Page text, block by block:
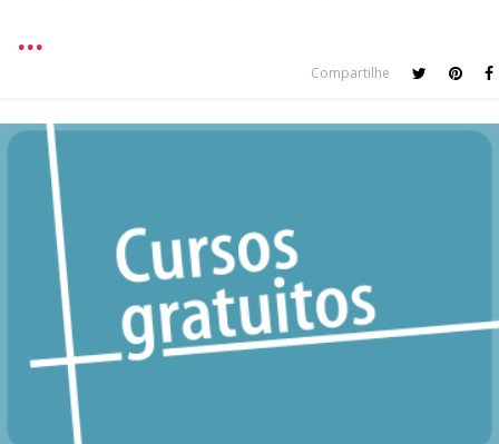
Compartilhe